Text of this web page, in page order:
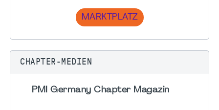
MARKTPLATZ
CHAPTER-MEDIEN
PMI Germany Chapter Magazin